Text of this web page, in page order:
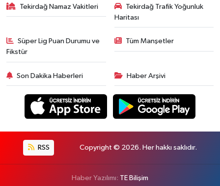
Tekirdağ Namaz Vakitleri
Tekirdağ Trafik Yoğunluk
Haritası
Süper Lig Puan Durumu ve
Fikstür
Tüm Manşetler
Son Dakika Haberleri Haber Arşivi
RSS Copyright © 2026. Her hakkı saklıdır.
Haber Yazılımı: TE Bilişim